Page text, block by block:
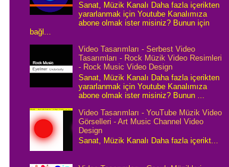
Sanat, Müzik Kanalı Daha fazla içerikten
yararlanmak için Youtube Kanalımıza
abone olmak ister misiniz? Bunun için
bağl...
Video Tasarımları - Serbest Video
Tasarımları - Rock Müzik Video Resimleri
- Rock Music Video Design
Sanat, Müzik Kanalı Daha fazla içerikten
yararlanmak için Youtube Kanalımıza
abone olmak ister misiniz? Bunun ...
Video Tasarımları - YouTube Müzik Video
Görselleri - Art Music Channel Video
Design
Sanat, Müzik Kanalı Daha fazla içerikt...